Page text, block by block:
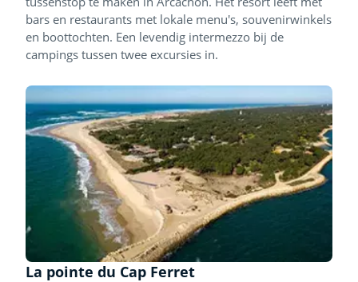
bars en restaurants met lokale menu's, souvenirwinkels
en boottochten. Een levendig intermezzo bij de
campings tussen twee excursies in.
La pointe du Cap Ferret